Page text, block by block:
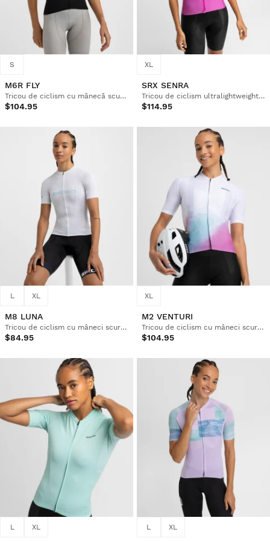
S
M6R FLY
Tricou de ciclism cu mânecă scurtă pentru femei din țesături reciclate
$104.95
XL
SRX SENRA
Tricou de ciclism ultralightweight pentru femei
$114.95
L XL
M8 LUNA
Tricou de ciclism cu mâneci scurte din plasă pentru femei
$84.95
XL
M2 VENTURI
Tricou de ciclism cu mâneci scurte pentru femei
$104.95
L XL L XL